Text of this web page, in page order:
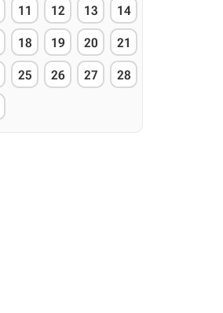
11 12 13 14
18 19 20 21
25 26 27 28